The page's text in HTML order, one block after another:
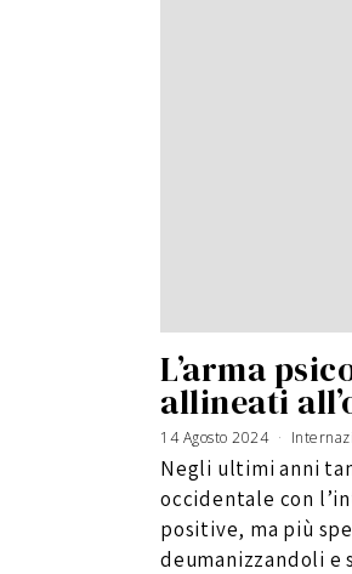
L’arma
allineati
14 Agosto 20241
A
g
o
s
t
2
0
4
Negli ultimi anni
occidentale con
positive, ma più
deumanizzandoli e